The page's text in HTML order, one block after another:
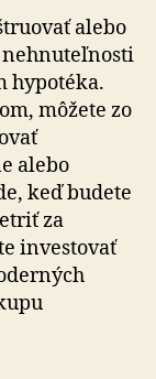
alebo
hypotéka.
môžete zo
alebo
keď budete
za
investovať